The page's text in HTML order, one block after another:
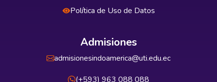
Política de Uso de Datos
Admisiones
admisionesindoamerica@uti.edu.ec
(+593) 963 088 088